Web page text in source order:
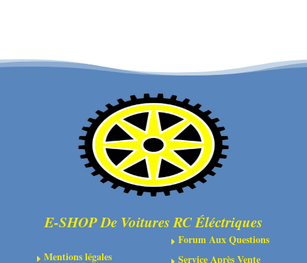
SHAFT&PISTON
CAP
2SETS
E-SHOP De Voitures RC Éléctriques
EMentions légales
E Forum Aux Questions
Service Après Vente